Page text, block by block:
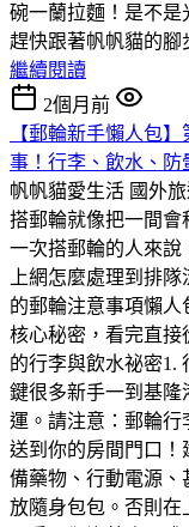
碗一蘭拉麵！是不是
趕快跟著帆帆貓的腳
繼續閱讀
2個月前
【郵輪新手懶人包
事！行李、飲水、防
帆帆貓愛生活 國外
搭郵輪就像把一間會
一次搭郵輪的人來說
上網怎麼處理到排
的郵輪注意事項懶人
核心秘密，看完直接
的行李與飲水祕密1.
鍵很多新手一到基隆
運。請注意：郵輪行
送到你的房間門口！
備藥物、行動電源、
放隨身包包。否則在